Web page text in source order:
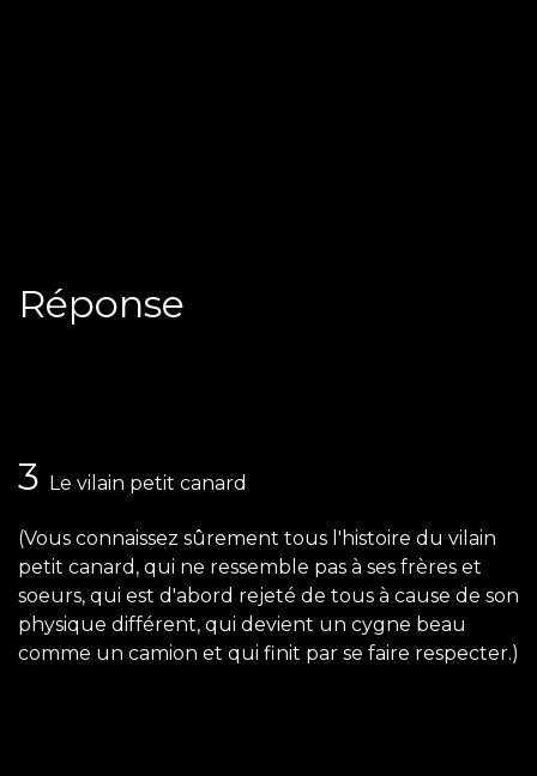
Réponse
3 Le vilain petit canard
(Vous connaissez sûrement tous l'histoire du vilain
petit canard, qui ne ressemble pas à ses frères et
soeurs, qui est d'abord rejeté de tous à cause de son
physique différent, qui devient un cygne beau
comme un camion et qui finit par se faire respecter.)